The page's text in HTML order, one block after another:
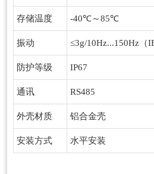
存储温度 -40℃～85℃
振动 ≤3g/10Hz...150Hz（
防护等级 IP67
通讯 RS485
外壳材质 铝合金壳
安装方式 水平安装